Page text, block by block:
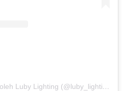
Sebuah kiriman dibagikan oleh Luby Lighting (@luby_lighting)